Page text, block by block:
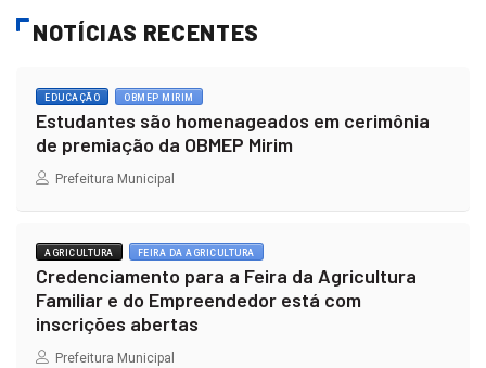
NOTÍCIAS RECENTES
EDUCAÇÃO OBMEP MIRIM
Estudantes são homenageados em cerimônia
de premiação da OBMEP Mirim
Prefeitura Municipal
AGRICULTURA FEIRA DA AGRICULTURA
Credenciamento para a Feira da Agricultura
Familiar e do Empreendedor está com
inscrições abertas
Prefeitura Municipal